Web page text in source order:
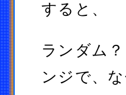
すると、
ランダム
ンジで、